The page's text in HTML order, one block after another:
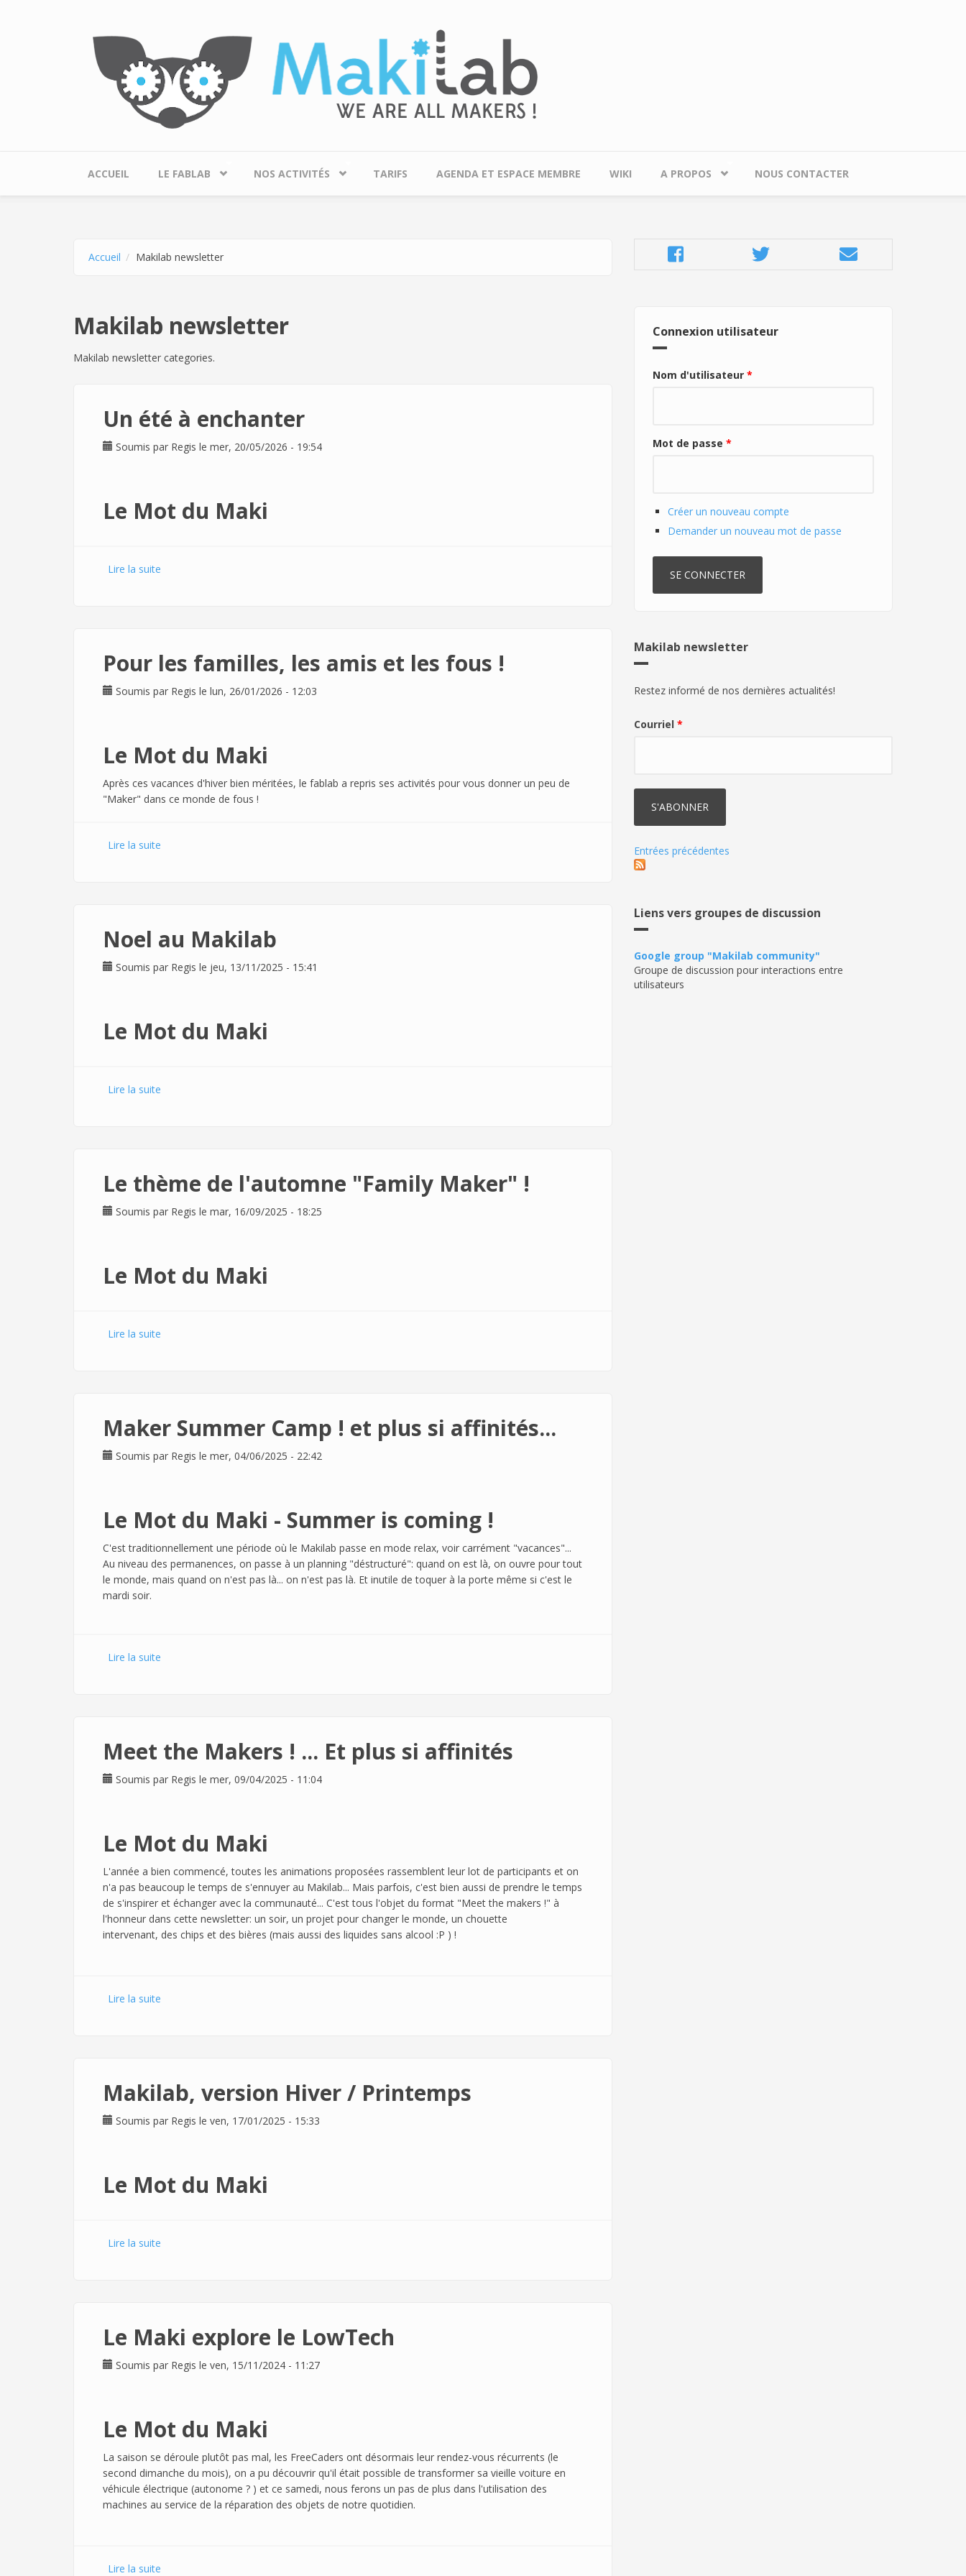
ACCUEIL LE FABLAB NOS ACTIVITÉS TARIFS AGENDA ET ESPACE MEMBRE WIKI A PROPOS NOUS CONTACTER
Accueil Makilab newsletter
Makilab newsletter
Makilab newsletter categories.
Un été à enchanter
Soumis par Regis le mer, 20/05/2026 - 19:54
Le Mot du Maki
Lire la suite
Pour les familles, les amis et les fous !
Soumis par Regis le lun, 26/01/2026 - 12:03
Le Mot du Maki
Après ces vacances d'hiver bien méritées, le fablab a repris ses activités pour vous donner un peu de
"Maker" dans ce monde de fous !
Lire la suite
Noel au Makilab
Soumis par Regis le jeu, 13/11/2025 - 15:41
Le Mot du Maki
Lire la suite
Le thème de l'automne "Family Maker" !
Soumis par Regis le mar, 16/09/2025 - 18:25
Le Mot du Maki
Lire la suite
Maker Summer Camp ! et plus si affinités...
Soumis par Regis le mer, 04/06/2025 - 22:42
Le Mot du Maki - Summer is coming !
C'est traditionnellement une période où le Makilab passe en mode relax, voir carrément "vacances"...
Au niveau des permanences, on passe à un planning "déstructuré": quand on est là, on ouvre pour tout
le monde, mais quand on n'est pas là... on n'est pas là. Et inutile de toquer à la porte même si c'est le
mardi soir.
Lire la suite
Meet the Makers ! ... Et plus si affinités
Soumis par Regis le mer, 09/04/2025 - 11:04
Le Mot du Maki
L'année a bien commencé, toutes les animations proposées rassemblent leur lot de participants et on
n'a pas beaucoup le temps de s'ennuyer au Makilab... Mais parfois, c'est bien aussi de prendre le temps
de s'inspirer et échanger avec la communauté... C'est tous l'objet du format "Meet the makers !" à
l'honneur dans cette newsletter: un soir, un projet pour changer le monde, un chouette
intervenant, des chips et des bières (mais aussi des liquides sans alcool :P ) !
Lire la suite
Makilab, version Hiver / Printemps
Soumis par Regis le ven, 17/01/2025 - 15:33
Le Mot du Maki
Lire la suite
Le Maki explore le LowTech
Soumis par Regis le ven, 15/11/2024 - 11:27
Le Mot du Maki
La saison se déroule plutôt pas mal, les FreeCaders ont désormais leur rendez-vous récurrents (le
second dimanche du mois), on a pu découvrir qu'il était possible de transformer sa vieille voiture en
véhicule électrique (autonome ? ) et ce samedi, nous ferons un pas de plus dans l'utilisation des
machines au service de la réparation des objets de notre quotidien.
Lire la suite
Connexion utilisateur
Nom d'utilisateur *
Mot de passe *
Créer un nouveau compte
Demander un nouveau mot de passe
Makilab newsletter
Restez informé de nos dernières actualités!
Courriel *
Entrées précédentes
Liens vers groupes de discussion
Google group "Makilab community"
Groupe de discussion pour interactions entre
utilisateurs